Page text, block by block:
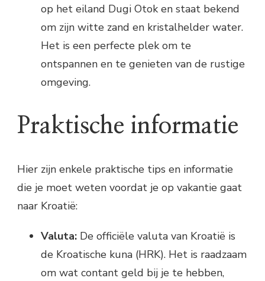
op het eiland Dugi Otok en staat bekend
om zijn witte zand en kristalhelder water.
Het is een perfecte plek om te
ontspannen en te genieten van de rustige
omgeving.
Praktische informatie
Hier zijn enkele praktische tips en informatie
die je moet weten voordat je op vakantie gaat
naar Kroatië:
Valuta: De officiële valuta van Kroatië is
de Kroatische kuna (HRK). Het is raadzaam
om wat contant geld bij je te hebben,